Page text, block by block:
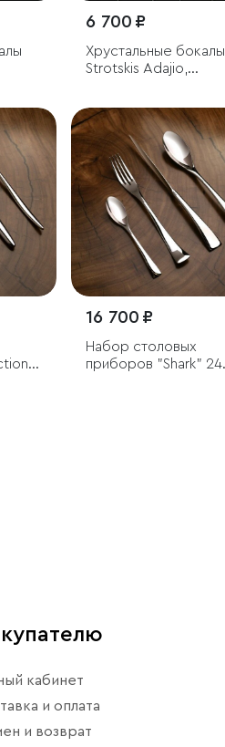
6 700 ₽
Хрустальные бокалы
Strotskis Adajio,
16 700 ₽
Набор столовых
приборов "Shark" 24
кабинет
и оплата
и возврат